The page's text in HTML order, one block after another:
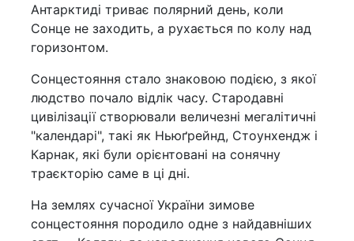
Антарктиді триває полярний день, коли
Сонце не заходить, а рухається по колу над
горизонтом.
Сонцестояння стало знаковою подією, з якої
людство почало відлік часу. Стародавні
цивілізації створювали величезні мегалітичні
"календарі", такі як Ньюґрейнд, Стоунхендж і
Карнак, які були орієнтовані на сонячну
траєкторію саме в ці дні.
На землях сучасної України зимове
сонцестояння породило одне з найдавніших